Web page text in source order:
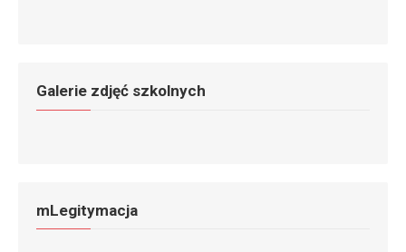
Galerie zdjęć szkolnych
mLegitymacja